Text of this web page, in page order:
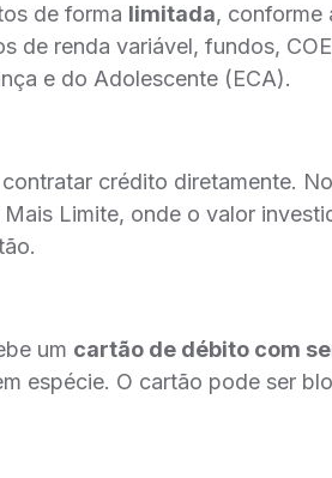
de forma limitada, conforme
de renda variável, fundos,
e do Adolescente (ECA).
crédito diretamente.
Limite, onde o valor
um cartão de débito com
espécie. O cartão pode ser